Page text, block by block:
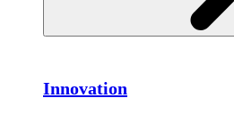
Innovation